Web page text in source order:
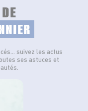
suivez les actus
ses astuces et